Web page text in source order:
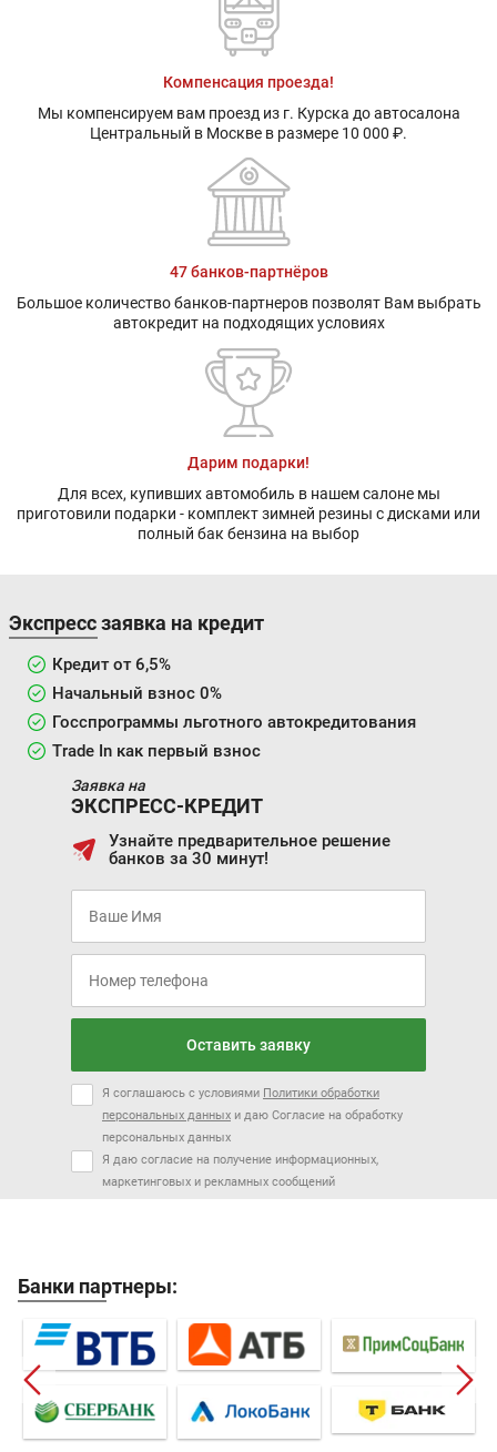
Компенсация проезда!
Мы компенсируем вам проезд из г. Курска до автосалона
Центральный в Москве в размере 10 000 ₽.
47 банков-партнёров
Большое количество банков-партнеров позволят Вам выбрать
автокредит на подходящих условиях
Дарим подарки!
Для всех, купивших автомобиль в нашем салоне мы
приготовили подарки - комплект зимней резины с дисками или
полный бак бензина на выбор
Экспресс заявка на кредит
Кредит от 6,5%
Начальный взнос 0%
Госспрограммы льготного автокредитования
Trade In как первый взнос
Заявка на
ЭКСПРЕСС-КРЕДИТ
Узнайте предварительное решение
банков за 30 минут!
Оставить заявку
Я соглашаюсь с условиями Политики обработки
персональных данных и даю Согласие на обработку
персональных данных
Я даю согласие на получение информационных,
маркетинговых и рекламных сообщений
Банки партнеры: